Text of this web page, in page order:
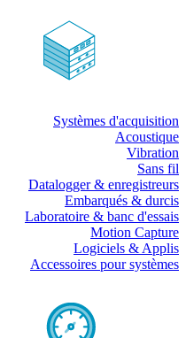
Systèmes d'acquisition
Acoustique
Vibration
Sans fil
Datalogger & enregistreurs
Embarqués & durcis
Laboratoire & banc d'essais
Motion Capture
Logiciels & Applis
Accessoires pour systèmes